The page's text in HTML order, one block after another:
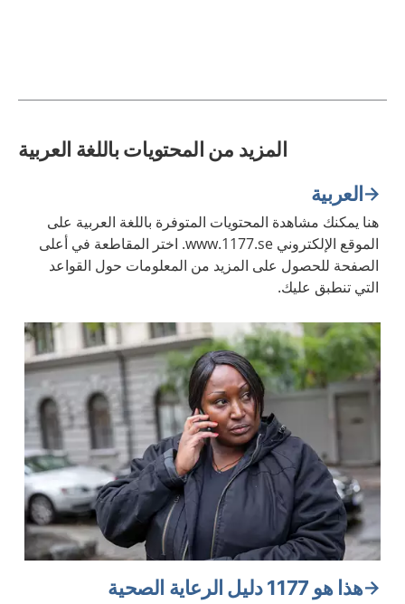
المزيد من المحتويات باللغة العربية
العربية
هنا يمكنك مشاهدة المحتويات المتوفرة باللغة العربية على
الموقع الإلكتروني www.1177.se. اختر المقاطعة في أعلى
الصفحة للحصول على المزيد من المعلومات حول القواعد
التي تنطبق عليك.
هذا هو 1177 دليل الرعاية الصحية